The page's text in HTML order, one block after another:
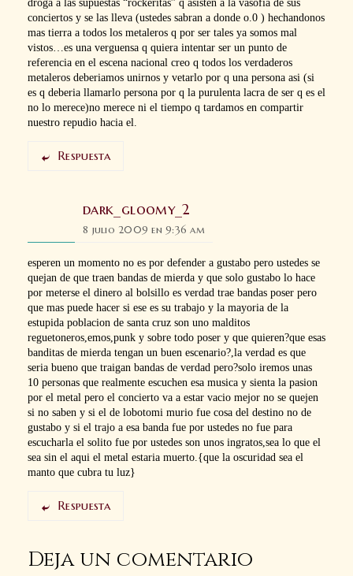
droga a las supuestas “rockeritas” q asisten a la vasofia de sus
conciertos y se las lleva (ustedes sabran a donde o.0 ) hechandonos
mas tierra a todos los metaleros q por ser tales ya somos mal
vistos…es una verguensa q quiera intentar ser un punto de
referencia en el escena nacional creo q todos los verdaderos
metaleros deberiamos unirnos y vetarlo por q una persona asi (si
es q deberia llamarlo persona por q la purulenta lacra de ser q es el
no lo merece)no merece ni el tiempo q tardamos en compartir
nuestro repudio hacia el.
Respuesta
dark_gloomy_2
8 julio 2009 en 9:36 am
esperen un momento no es por defender a gustabo pero ustedes se
quejan de que traen bandas de mierda y que solo gustabo lo hace
por meterse el dinero al bolsillo es verdad trae bandas poser pero
que mas puede hacer si ese es su trabajo y la mayoria de la
estupida poblacion de santa cruz son uno malditos
reguetoneros,emos,punk y sobre todo poser y que quieren?que esas
banditas de mierda tengan un buen escenario?,la verdad es que
seria bueno que traigan bandas de verdad pero?solo iremos unas
10 personas que realmente escuchen esa musica y sienta la pasion
por el metal pero el concierto va a estar vacio mejor no se quejen
si no saben y si el de lobotomi murio fue cosa del destino no de
gustabo y si el trajo a esa banda fue por ustedes no fue para
escucharla el solito fue por ustedes son unos ingratos,sea lo que el
sea sin el aqui el metal estaria muerto.{que la oscuridad sea el
manto que cubra tu luz}
Respuesta
Deja un comentario